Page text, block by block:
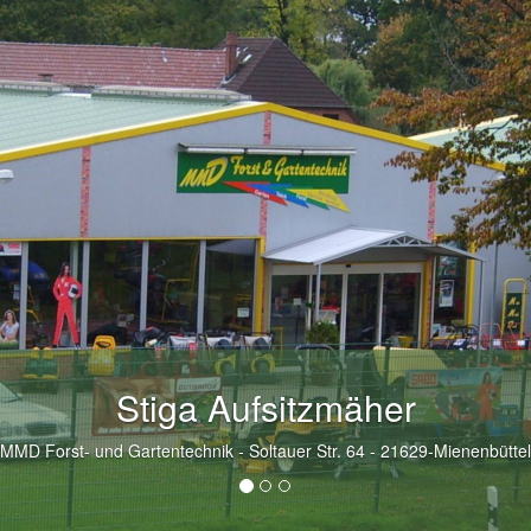
Auswahl an vorführbaren
MMD Forst- und Gartentechnik - Soltauer Str. 64 - 21629-Mienenbüttel